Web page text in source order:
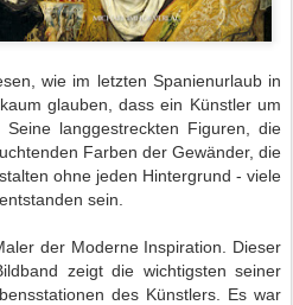
wie im letzten Spanienurlaub in
glauben, dass ein Künstler um
langgestreckten Figuren, die
Farben der Gewänder, die
ohne jeden Hintergrund - viele
sein.
der Moderne Inspiration. Dieser
zeigt die wichtigsten seiner
des Künstlers. Es war